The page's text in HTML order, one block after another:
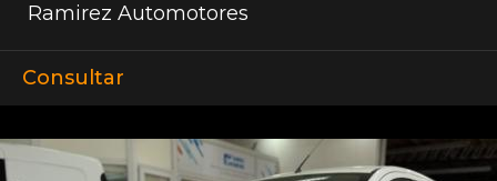
Ramirez Automotores
Consultar